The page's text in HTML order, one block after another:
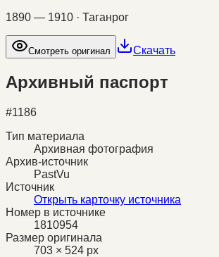
1890 — 1910 · Таганрог
Смотреть оригинал Скачать
Архивный паспорт
#1186
Тип материала
Архивная фотография
Архив-источник
PastVu
Источник
Открыть карточку источника
Номер в источнике
1810954
Размер оригинала
703 × 524 px